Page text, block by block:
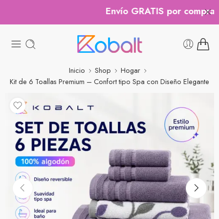
Envío GRATIS por
Inicio Shop
Hogar
Kit de 6 Toallas Premium – Confort tipo Spa con Diseño Elegante